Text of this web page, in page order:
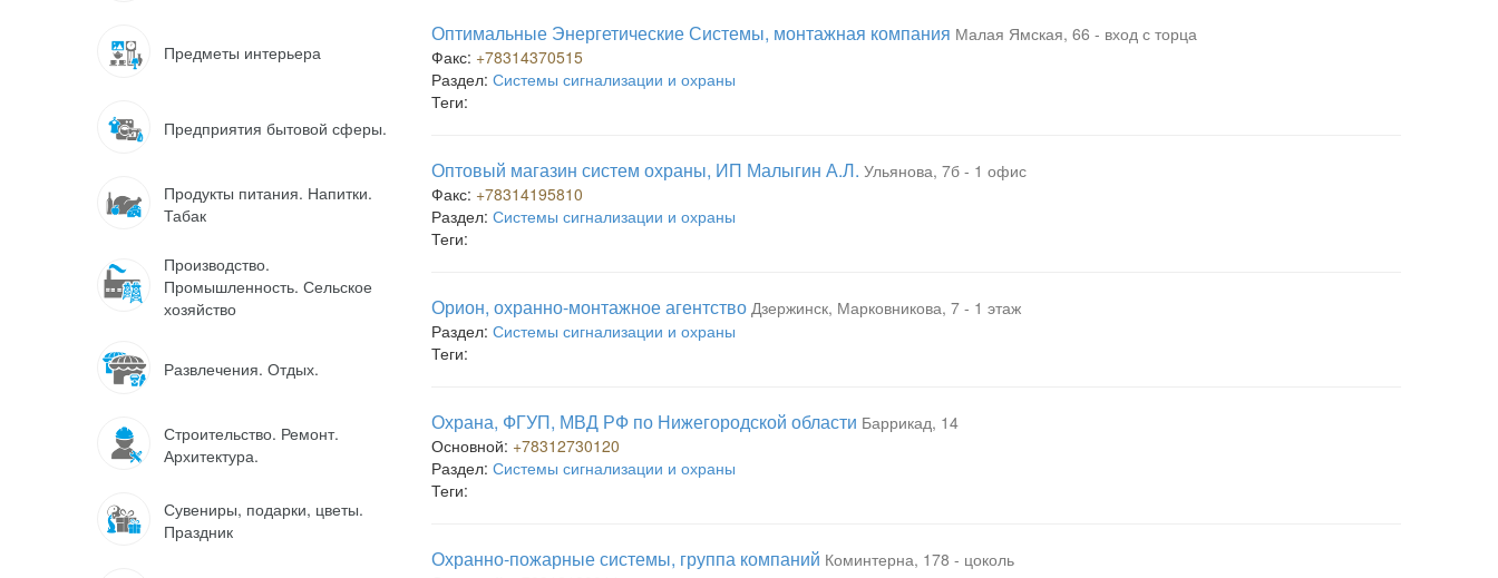
Предметы интерьера
Предприятия бытовой сферы.
Продукты питания. Напитки.
Табак
Производство.
Промышленность. Сельское
хозяйство
Развлечения. Отдых.
Строительство. Ремонт.
Архитектура.
Сувениры, подарки, цветы.
Праздник
Оптимальные Энергетические Системы, монтажная компания Малая Ямская, 66 - вход с торца
Факс: +78314370515
Раздел: Системы сигнализации и охраны
Теги:
Оптовый магазин систем охраны, ИП Малыгин А.Л. Ульянова, 7б - 1 офис
Факс: +78314195810
Раздел: Системы сигнализации и охраны
Теги:
Орион, охранно-монтажное агентство Дзержинск, Марковникова, 7 - 1 этаж
Раздел: Системы сигнализации и охраны
Теги:
Охрана, ФГУП, МВД РФ по Нижегородской области Баррикад, 14
Основной: +78312730120
Раздел: Системы сигнализации и охраны
Теги:
Охранно-пожарные системы, группа компаний Коминтерна, 178 - цоколь